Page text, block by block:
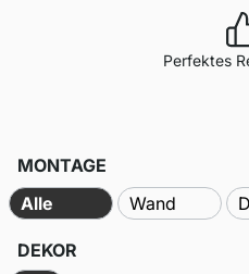
Perfektes
MONTAGE
Alle
Wand
DEKOR